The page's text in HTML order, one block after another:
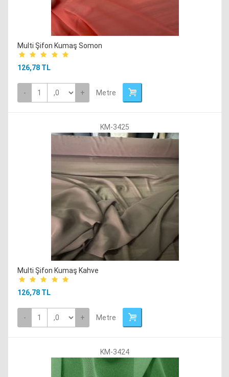
Multi Şifon Kumaş Somon
126,78 TL
- + Metre
KM-3425
Multi Şifon Kumaş Kahve
126,78 TL
- + Metre
KM-3424